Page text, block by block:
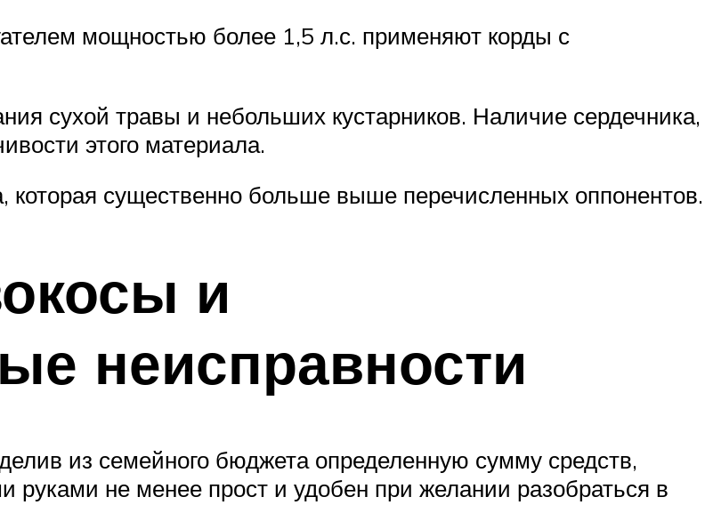
мощностью более 1,5 л.с. применяют корды с
сухой травы и небольших кустарников. Наличие сердечника,
этого материала.
которая существенно больше выше перечисленных оппонентов.
и
неисправности
из семейного бюджета определенную сумму средств,
руками не менее прост и удобен при желании разобраться в